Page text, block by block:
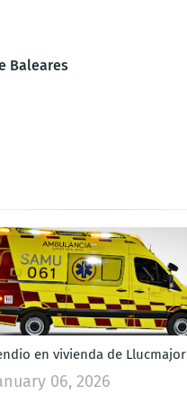
Baleares
en vivienda de Llucmajor
06, 2026